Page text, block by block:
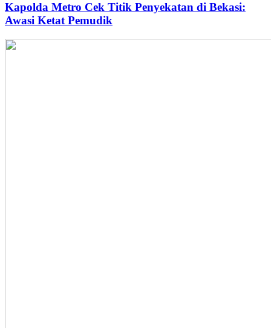
Kapolda Metro Cek Titik Penyekatan di Bekasi:
Awasi Ketat Pemudik